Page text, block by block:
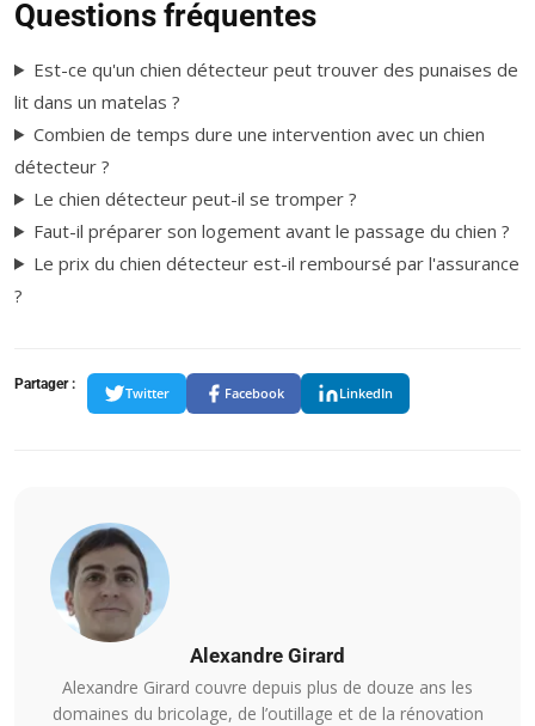
Questions fréquentes
Est-ce qu'un chien détecteur peut trouver des punaises de
lit dans un matelas ?
Combien de temps dure une intervention avec un chien
détecteur ?
Le chien détecteur peut-il se tromper ?
Faut-il préparer son logement avant le passage du chien ?
Le prix du chien détecteur est-il remboursé par l'assurance
?
Partager :
Twitter Facebook LinkedIn
Alexandre Girard
Alexandre Girard couvre depuis plus de douze ans les
domaines du bricolage, de l’outillage et de la rénovation